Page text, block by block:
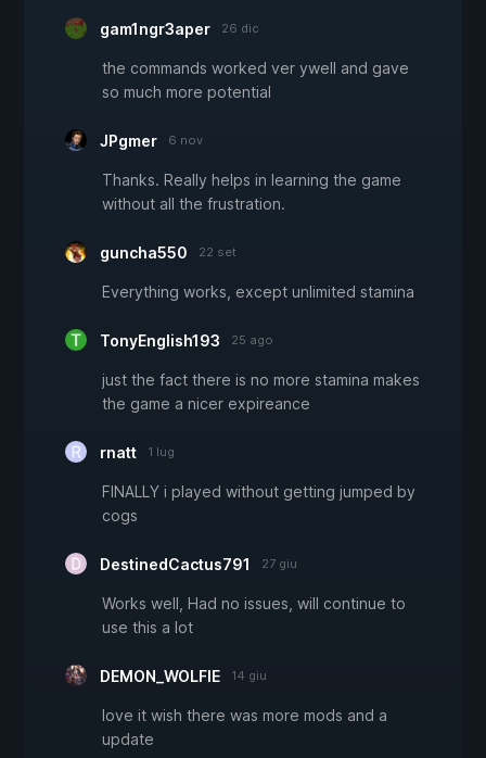
gam1ngr3aper 26 dic
the commands worked ver ywell and gave
so much more potential
JPgmer 6 nov
Thanks. Really helps in learning the game
without all the frustration.
guncha550 22 set
Everything works, except unlimited stamina
TonyEnglish193 25 ago
just the fact there is no more stamina makes
the game a nicer expireance
rnatt 1 lug
FINALLY i played without getting jumped by
cogs
DestinedCactus791 27 giu
Works well, Had no issues, will continue to
use this a lot
DEMON_WOLFIE 14 giu
love it wish there was more mods and a
update